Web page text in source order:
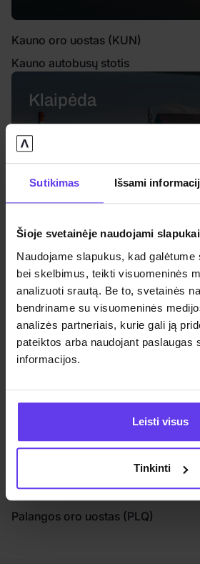
Sutikimas Išsami
Šioje svetainėje naudojami slapukai
Naudojame slapukus, kad galėtume
bei skelbimus, teikti visuomeninės
analizuoti srautą. Be to, svetainės
bendriname su visuomeninės
analizės partneriais, kurie gali ją
pateiktos arba naudojant paslaugas
informacijos.
Leisti visus
Tinkinti
Kauno oro uostas (KUN)
Kauno autobusų stotis
Klaipėda
Klaipėdos traukinių stotis
Palanga
Palangos oro uostas (PLQ)